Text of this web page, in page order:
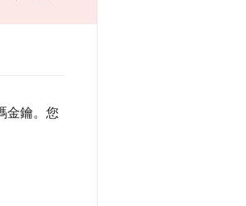
金鑰。您